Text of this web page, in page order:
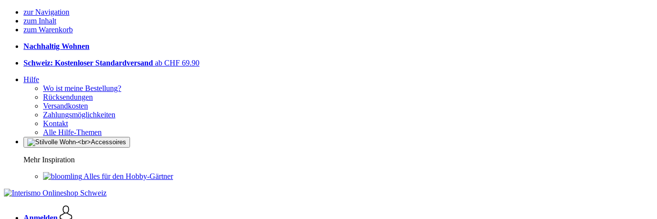
zur Navigation
zum Inhalt
zum Warenkorb
Nachhaltig Wohnen
Schweiz: Kostenloser Standardversand ab CHF 69.90
Hilfe
Wo ist meine Bestellung?
Rücksendungen
Versandkosten
Zahlungsmöglichkeiten
Kontakt
Alle Hilfe-Themen
Mehr Inspiration
Alles für den Hobby-Gärtner